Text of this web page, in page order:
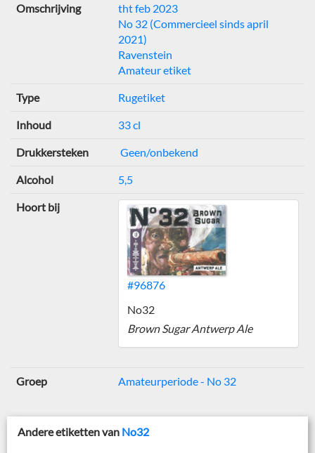
Omschrijving
tht feb 2023
No 32 (Commercieel sinds april
2021)
Ravenstein
Amateur etiket
Type Rugetiket
Inhoud 33 cl
Drukkersteken Geen/onbekend
Alcohol 5,5
Hoort bij
#96876
No32
Brown Sugar Antwerp Ale
Groep Amateurperiode - No 32
Andere etiketten van No32